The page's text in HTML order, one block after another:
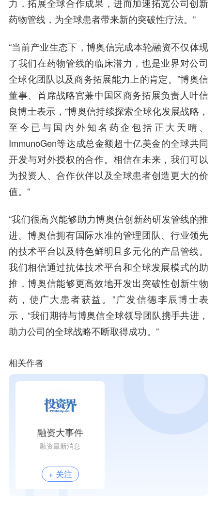
力，拓展全球合作成果，进而加速拓宽公司创新
药物管线，为全球患者带来新的突破性疗法。”
“当前产业生态下，博奥信完成本轮融资不仅体现
了我们在药物管线的临床潜力，也是业界对公司
全球化团队以及商务拓展能力上的肯定。”博奥信
董事、首席战略官兼中国区商务拓展负责人叶信
良博士表示，“博奥信持续探索全球化发展战略，
至今已与国内外知名药企包括正大天晴、
ImmunoGen等达成总金额超十亿美金的全球共同
开发与对外授权的合作。相信在未来，我们可以
为投资人、合作伙伴以及全球患者创造更大的价
值。”
“我们很高兴能够助力博奥信创新药研发管线的推
进。博奥信拥有国际水准的管理团队、行业领先
的技术平台以及特色鲜明且多元化的产品管线。
我们相信通过抗体技术平台和全球发展模式的助
推，博奥信能够更高效地开发出突破性创新生物
药，使广大患者获益。”广发信德李辰博士表
示，“我们期待与博奥信全球领导团队携手共进，
助力公司的全球战略不断取得成功。”
相关作者
融资大事件
融资最新消息
+ 关注